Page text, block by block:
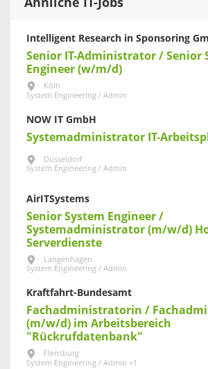
Intelligent Research in Sponsoring
Senior IT-Administrator / Senior
Engineer (w/m/d)
Köln
System Engineering / Admin
NOW IT GmbH
Systemadministrator IT-
Düsseldorf
System Engineering / Admin
AirITSystems
Senior System Engineer /
Systemadministrator (m/w/d)
Serverdienste
Langenhagen
System Engineering / Admin
Kraftfahrt-Bundesamt
Fachadministratorin /
(m/w/d) im Arbeitsbereich
"Rückrufdatenbank"
Flensburg
System Engineering / Admin +1